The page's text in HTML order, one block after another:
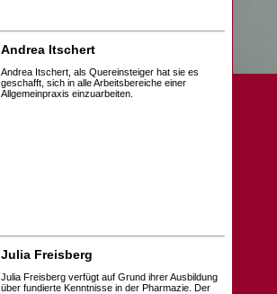
Andrea Itschert
Andrea Itschert, als Quereinsteiger hat sie es
geschafft, sich in alle Arbeitsbereiche einer
Allgemeinpraxis einzuarbeiten.
Julia Freisberg
Julia Freisberg verfügt auf Grund ihrer Ausbildung
über fundierte Kenntnisse in der Pharmazie. Der